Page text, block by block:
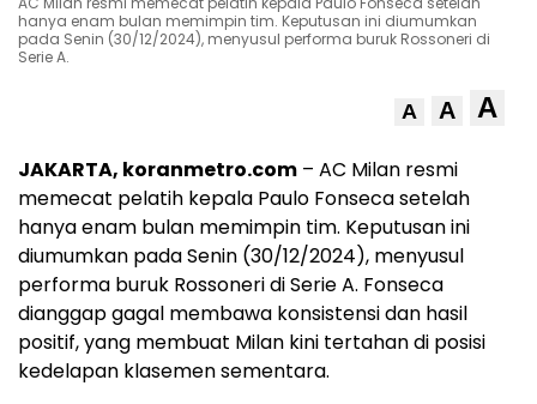
hanya enam bulan memimpin tim. Keputusan ini diumumkan
pada Senin (30/12/2024), menyusul performa buruk Rossoneri di
Serie A.
A A A
JAKARTA, koranmetro.com – AC Milan resmi
memecat pelatih kepala Paulo Fonseca setelah
hanya enam bulan memimpin tim. Keputusan ini
diumumkan pada Senin (30/12/2024), menyusul
performa buruk Rossoneri di Serie A. Fonseca
dianggap gagal membawa konsistensi dan hasil
positif, yang membuat Milan kini tertahan di posisi
kedelapan klasemen sementara.